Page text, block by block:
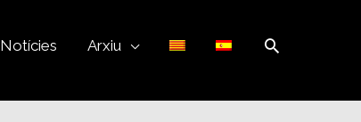
Notícies Arxiu Cerca